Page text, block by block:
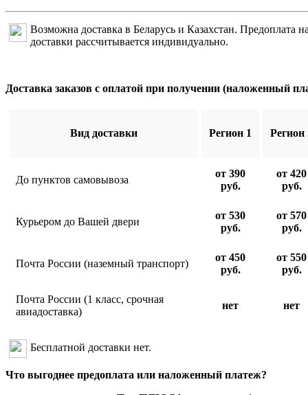
Возможна доставка в Беларусь и Казахстан. Предоплата
доставки рассчитывается индивидуально.
Доставка заказов с оплатой при получении (наложенный
Вид доставки Регион 1 Регион
До пунктов самовывоза
от 390
руб.
от 420
руб.
Курьером до Вашей двери
от 530
руб.
от 570
руб.
Почта России (наземный транспорт)
от 450
руб.
от 550
руб.
Почта России (1 класс, срочная
авиадоставка)
нет нет
Бесплатной доставки нет.
Что выгоднее предоплата или наложенный платеж?